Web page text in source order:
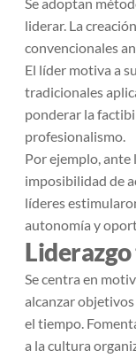
liderar. La
convencionales
El líder motiva a
tradicionales
ponderar la
profesionalismo.
Por ejemplo,
imposibilidad de
líderes
autonomía y
Se centra en
alcanzar
el tiempo.
a la cultura